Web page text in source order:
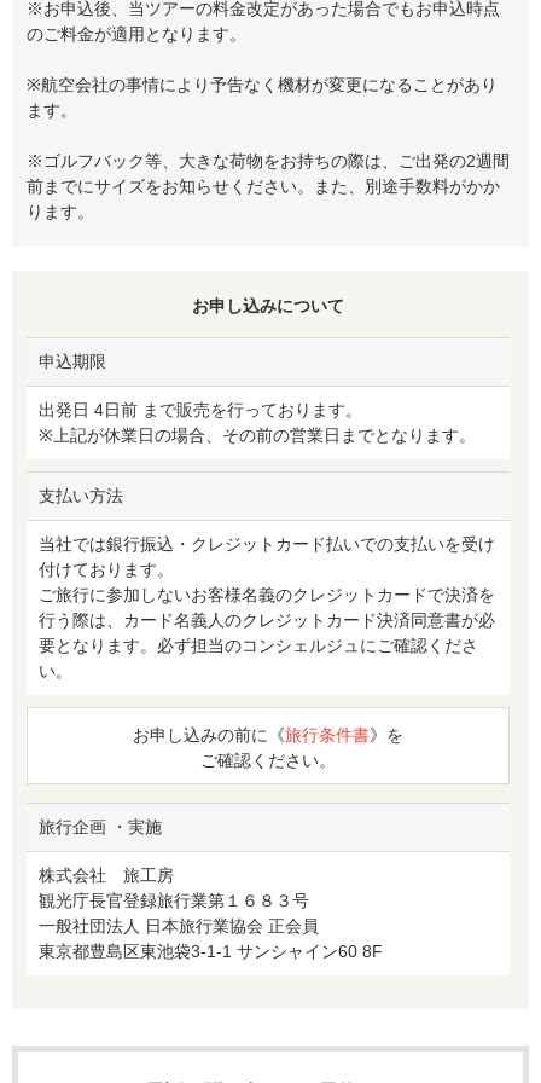
※お申込後、当ツアーの料金改定があった場合でもお申込時点
のご料金が適用となります。
※航空会社の事情により予告なく機材が変更になることがあり
ます。
※ゴルフバック等、大きな荷物をお持ちの際は、ご出発の2週間
前までにサイズをお知らせください。また、別途手数料がかか
ります。
お申し込みについて
申込期限
出発日 4日前 まで販売を行っております。
※上記が休業日の場合、その前の営業日までとなります。
支払い方法
当社では銀行振込・クレジットカード払いでの支払いを受け
付けております。
ご旅行に参加しないお客様名義のクレジットカードで決済を
行う際は、カード名義人のクレジットカード決済同意書が必
要となります。必ず担当のコンシェルジュにご確認くださ
い。
お申し込みの前に《旅行条件書》を
ご確認ください。
旅行企画 ・実施
株式会社 旅工房
観光庁長官登録旅行業第１６８３号
一般社団法人 日本旅行業協会 正会員
東京都豊島区東池袋3-1-1 サンシャイン60 8F